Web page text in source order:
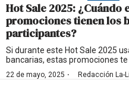
Hot Sale 2025: ¿Cuándo
promociones tienen los
participantes?
Si durante este Hot Sale 2025
bancarias, estas promociones te
22 de mayo, 2025 · Redacción La-